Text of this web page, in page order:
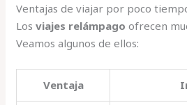
Ventajas de viajar por poco
Losviajes relámpago ofrecen
Veamos algunos de ellos:
Ventaja